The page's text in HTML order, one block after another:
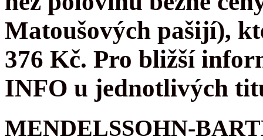
Matoušových pašijí),
376 Kč. Pro bližší
INFO u jednotlivých
MENDELSSOHN-